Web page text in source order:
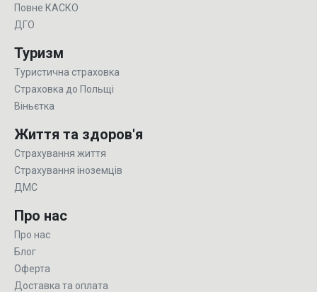
Повне КАСКО
ДГО
Туризм
Туристична страховка
Страховка до Польщі
Віньєтка
Життя та здоров'я
Страхування життя
Страхування іноземців
ДМС
Про нас
Про нас
Блог
Оферта
Доставка та оплата